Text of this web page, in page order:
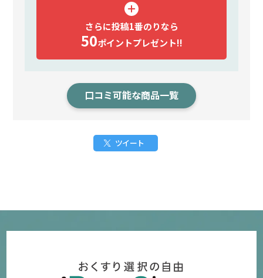
さらに投稿1番のりなら
50ポイントプレゼント!!
口コミ可能な商品一覧
ツイート